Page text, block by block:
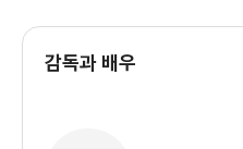
감독과 배우